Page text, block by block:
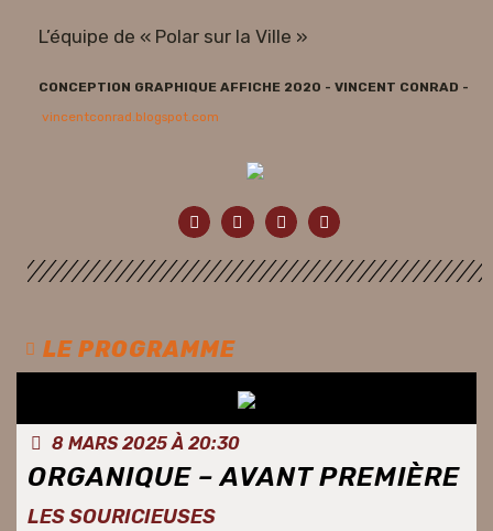
L’équipe de « Polar sur la Ville »
CONCEPTION GRAPHIQUE AFFICHE 2020 - VINCENT CONRAD -
vincentconrad.blogspot.com
LE PROGRAMME
8 MARS 2025 À 20:30
ORGANIQUE – AVANT PREMIÈRE
LES SOURICIEUSES